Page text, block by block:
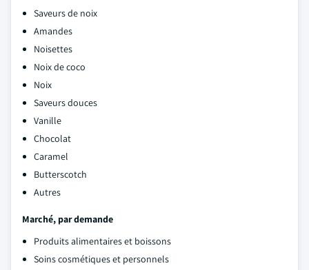
Saveurs de noix
Amandes
Noisettes
Noix de coco
Noix
Saveurs douces
Vanille
Chocolat
Caramel
Butterscotch
Autres
Marché, par demande
Produits alimentaires et boissons
Soins cosmétiques et personnels